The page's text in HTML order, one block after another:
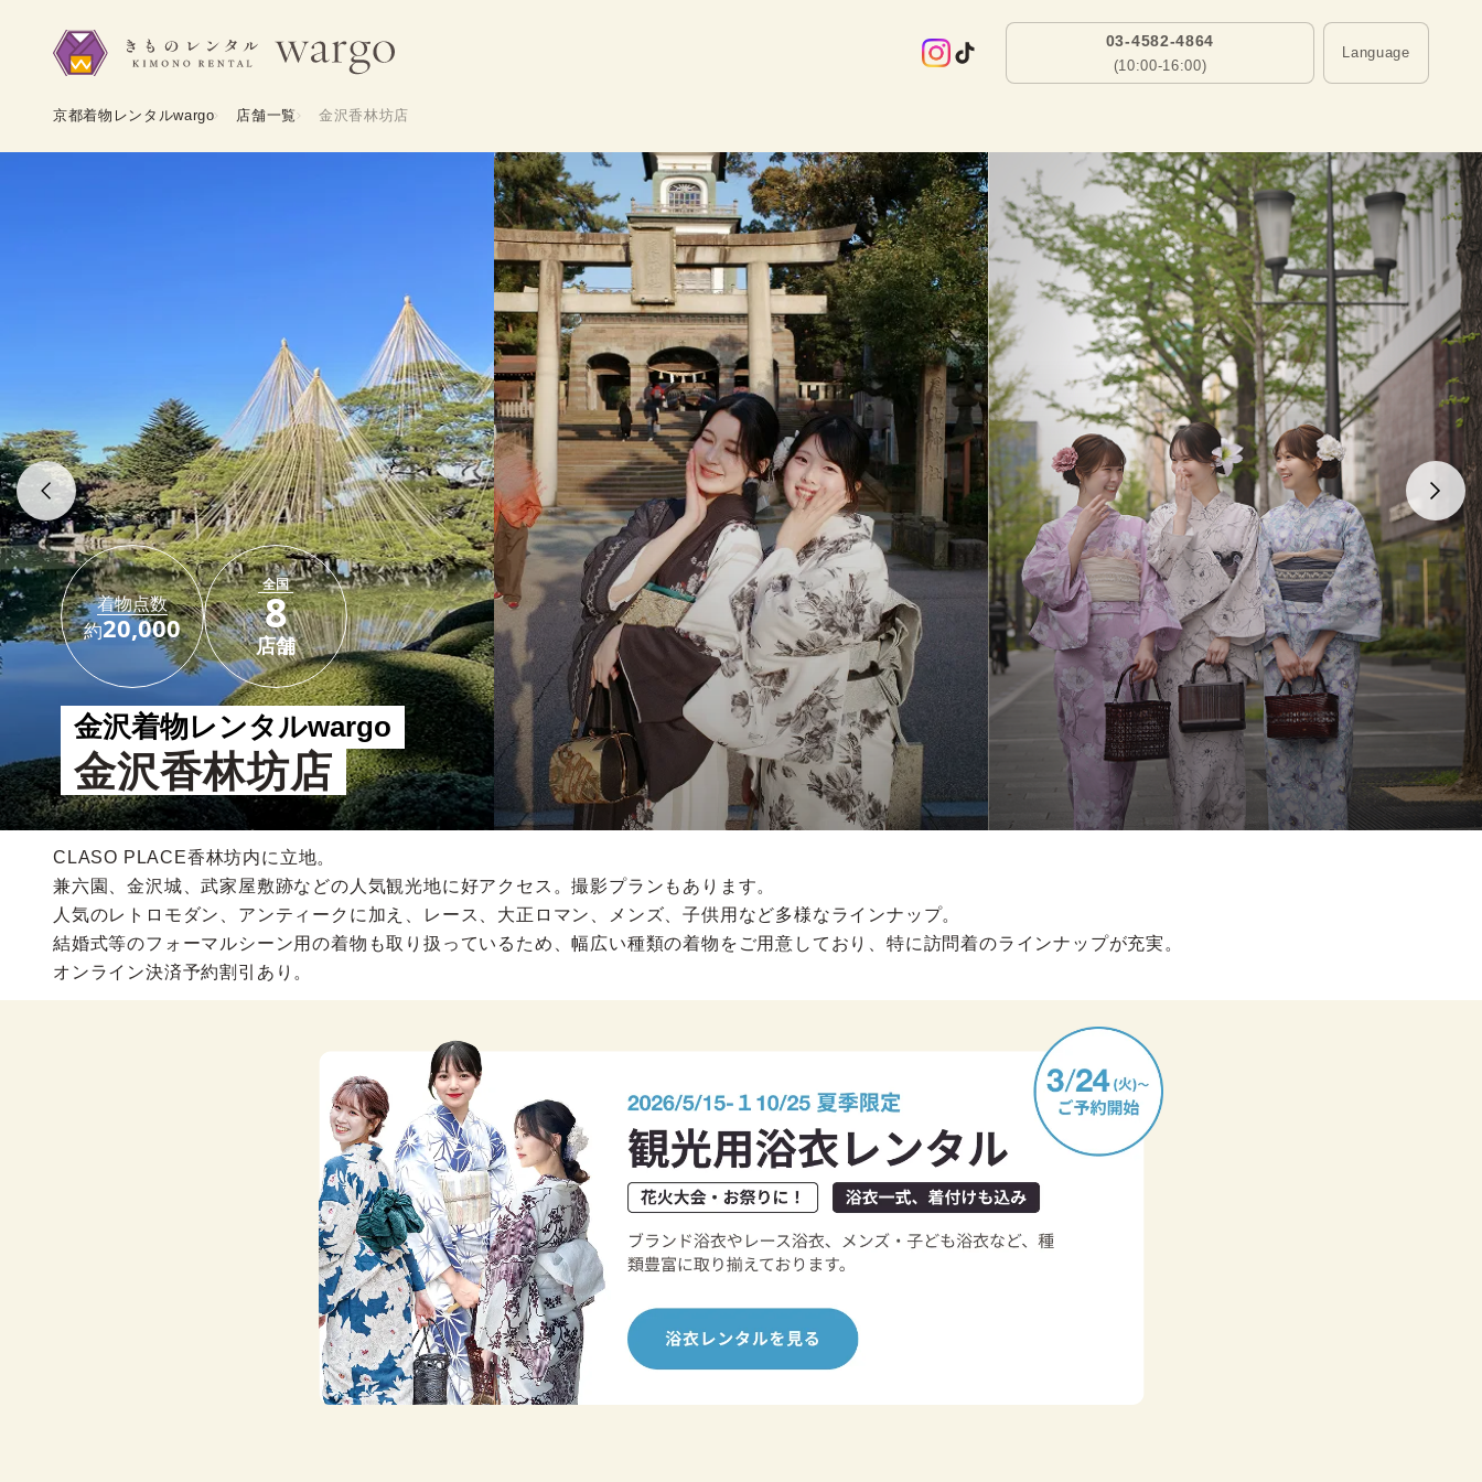
03-4582-4864
(10:00-16:00)
Language
京都着物レンタルwargo 店舗一覧 金沢香林坊店
着物点数
約20,000
全国
8
店舗
金沢着物レンタルwargo
金沢香林坊店
CLASO PLACE香林坊内に立地。
兼六園、金沢城、武家屋敷跡などの人気観光地に好アクセス。撮影プランもあります。
人気のレトロモダン、アンティークに加え、レース、大正ロマン、メンズ、子供用など多様なラインナップ。
結婚式等のフォーマルシーン用の着物も取り扱っているため、幅広い種類の着物をご用意しており、特に訪問着のラインナップが充実。
オンライン決済予約割引あり。